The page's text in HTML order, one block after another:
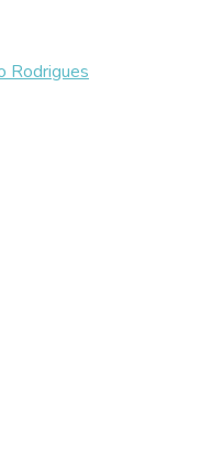
Rodrigues